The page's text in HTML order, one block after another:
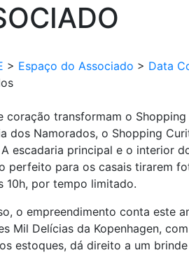
> Espaço do Associado > Data
coração transformam o
dos Namorados, o Shopping
escadaria principal e o interior
perfeito para os casais tirarem
10h, por tempo limitado.
o empreendimento conta este
Mil Delícias da Kopenhagen,
estoques, dá direito a um